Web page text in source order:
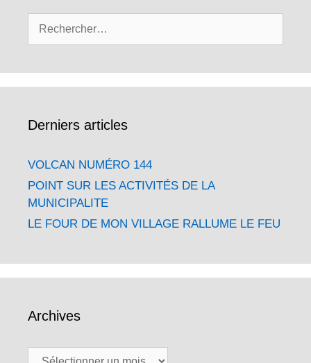
Derniers articles
VOLCAN NUMÉRO 144
POINT SUR LES ACTIVITÉS DE LA
MUNICIPALITE
LE FOUR DE MON VILLAGE RALLUME LE FEU
Archives
Archives